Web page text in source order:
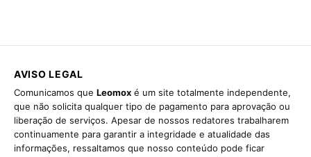
AVISO LEGAL
Comunicamos que Leomox é um site totalmente independente,
que não solicita qualquer tipo de pagamento para aprovação ou
liberação de serviços. Apesar de nossos redatores trabalharem
continuamente para garantir a integridade e atualidade das
informações, ressaltamos que nosso conteúdo pode ficar